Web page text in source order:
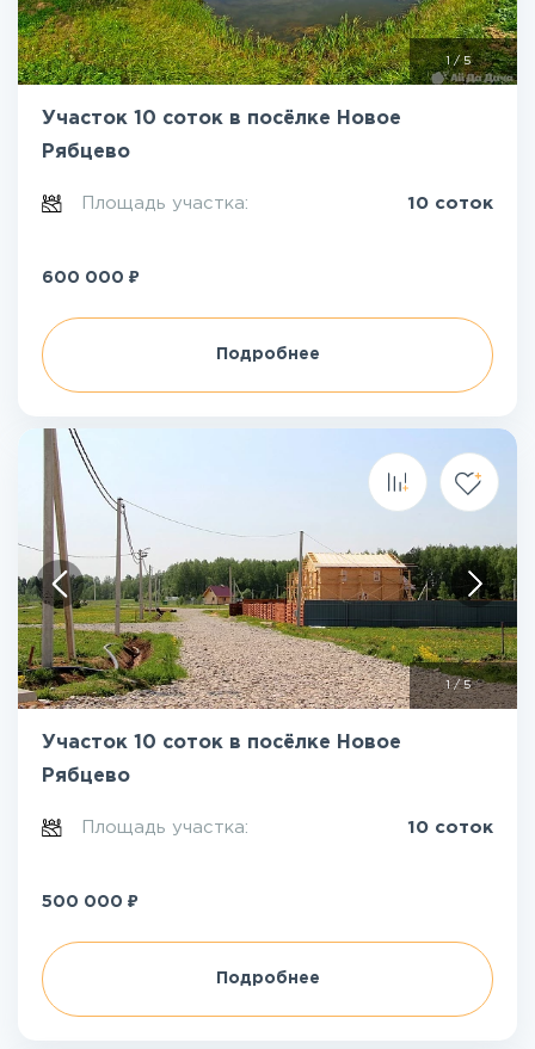
1 /5
Участок 10 соток в посёлке Новое
Рябцево
Площадь участка: 10 соток
600 000 ₽
Подробнее
1/5
Участок 10 соток в посёлке Новое
Рябцево
Площадь участка: 10 соток
500 000 ₽
Подробнее